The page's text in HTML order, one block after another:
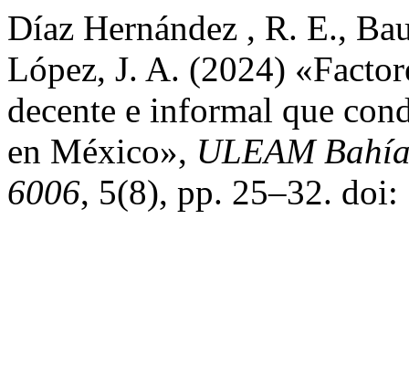
Díaz Hernández , R. E.,
López, J. A. (2024)
decente e informal que
en México», ULEAM
6006, 5(8), pp. 25–32.